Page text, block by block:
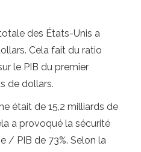
des États-Unis a
Cela fait du ratio
le PIB du premier
de dollars.
était de 15,2 milliards de
a provoqué la sécurité
/ PIB de 73%. Selon la